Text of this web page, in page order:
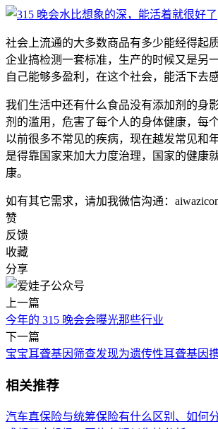
社会上流通的大多数商品有多少能经得起
企业搞检测一套标准，生产的时候又是另
自己能够多盈利，在这个社会，能活下去
我们生活中还有什么食品没有添加剂的身
剂的滥用，危害了每个人的身体健康，每
以前很多不常见的疾病，现在越发常见和
是得靠国家来加大力度治理，国家的健康
康。
如有其它需求，请加我微信沟通：
赞
反馈
收藏
分享
上一篇
今年的 315 晚会会曝光那些行业
下一篇
宝宝耳聋基因筛查发现为遗传性耳聋基因
相关推荐
汽车真保险与统筹保险有什么区别、如何